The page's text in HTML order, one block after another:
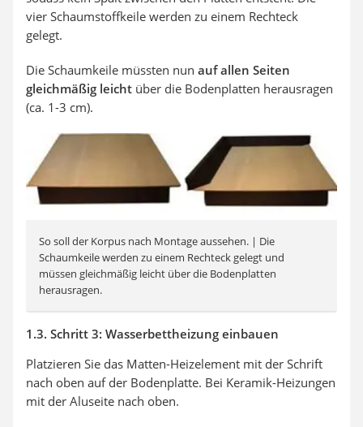
vier Schaumstoffkeile werden zu einem Rechteck
gelegt.
Die Schaumkeile müssten nun auf allen Seiten
gleichmäßig leicht über die Bodenplatten herausragen
(ca. 1-3 cm).
So soll der Korpus nach Montage aussehen. | Die
Schaumkeile werden zu einem Rechteck gelegt und
müssen gleichmäßig leicht über die Bodenplatten
herausragen.
1.3. Schritt 3: Wasserbettheizung einbauen
Platzieren Sie das Matten-Heizelement mit der Schrift
nach oben auf der Bodenplatte. Bei Keramik-Heizungen
mit der Aluseite nach oben.